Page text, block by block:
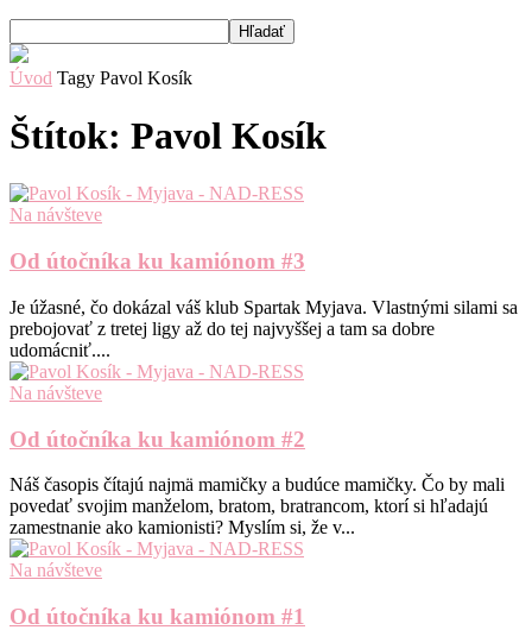
Úvod Tagy Pavol Kosík
Štítok: Pavol Kosík
Na návšteve
Od útočníka ku kamiónom #3
Je úžasné, čo dokázal váš klub Spartak Myjava. Vlastnými silami sa
prebojovať z tretej ligy až do tej najvyššej a tam sa dobre
udomácniť....
Na návšteve
Od útočníka ku kamiónom #2
Náš časopis čítajú najmä mamičky a budúce mamičky. Čo by mali
povedať svojim manželom, bratom, bratrancom, ktorí si hľadajú
zamestnanie ako kamionisti? Myslím si, že v...
Na návšteve
Od útočníka ku kamiónom #1